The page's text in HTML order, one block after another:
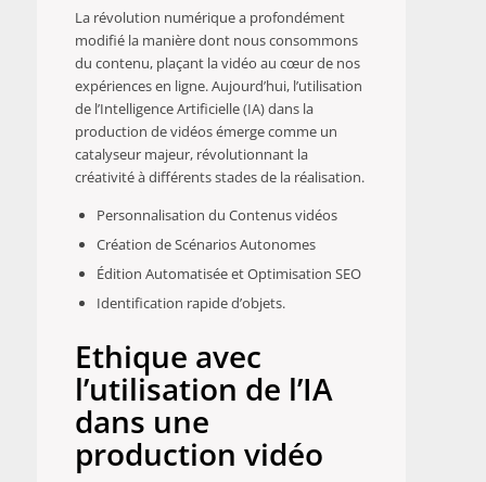
La révolution numérique a profondément
modifié la manière dont nous consommons
du contenu, plaçant la vidéo au cœur de nos
expériences en ligne. Aujourd’hui, l’utilisation
de l’Intelligence Artificielle (IA) dans la
production de vidéos émerge comme un
catalyseur majeur, révolutionnant la
créativité à différents stades de la réalisation.
Personnalisation du Contenus vidéos
Création de Scénarios Autonomes
Édition Automatisée et Optimisation SEO
Identification rapide d’objets.
Ethique avec
l’utilisation de l’IA
dans une
production vidéo